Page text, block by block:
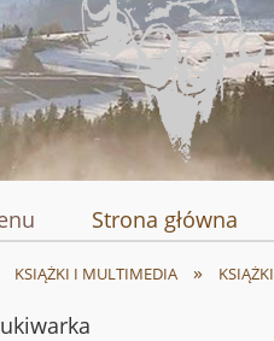
Strona główna
KSIĄŻKI I MULTIMEDIA » KSIĄŻKI